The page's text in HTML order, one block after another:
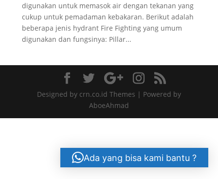
digunakan untuk memasok air dengan tekanan yang
cukup untuk pemadaman kebakaran. Berikut adalah
beberapa jenis hydrant Fire Fighting yang umum
digunakan dan fungsinya: Pillar...
Designed by crn.co.id Themes | Powered by
AboeAhmad
Ada yang bisa kami bantu ?